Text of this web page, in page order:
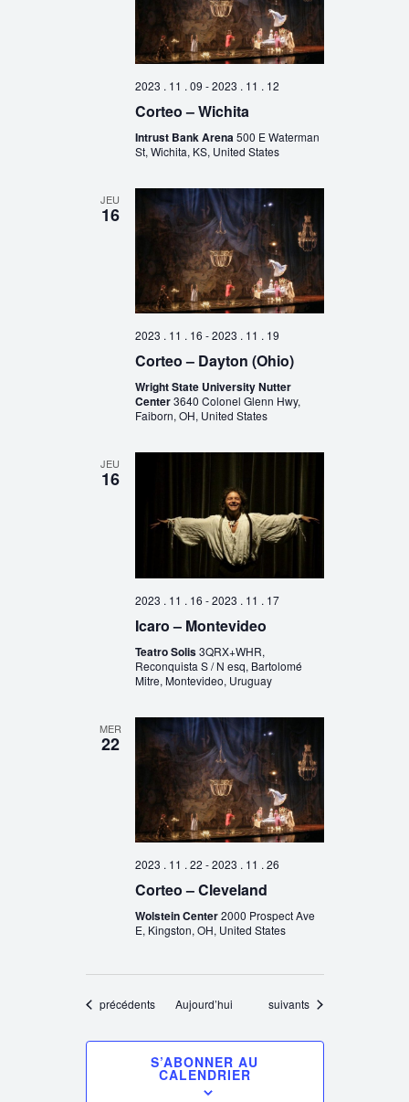
2023 . 11 . 09 -2023 . 11 . 12
Corteo – Wichita
Intrust Bank Arena500 E Waterman
St, Wichita, KS, United States
JEU
16
2023 . 11 . 16 -2023 . 11 . 19
Corteo – Dayton (Ohio)
Wright State University Nutter
Center3640 Colonel Glenn Hwy,
Faiborn, OH, United States
JEU
16
2023 . 11 . 16 -2023 . 11 . 17
Icaro – Montevideo
Teatro Solis3QRX+WHR,
Reconquista S / N esq, Bartolomé
Mitre, Montevideo, Uruguay
MER
22
2023 . 11 . 22 -2023 . 11 . 26
Corteo – Cleveland
Wolstein Center2000 Prospect Ave
E, Kingston, OH, United States
Évènements
précédents Aujourd’hui Évènements
suivants
S’ABONNER AU
CALENDRIER